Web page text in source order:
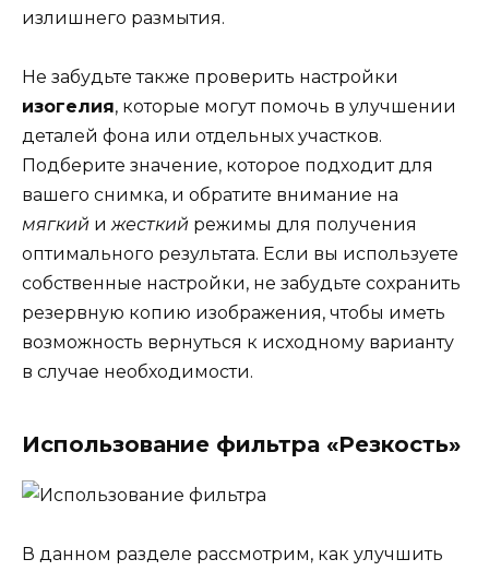
излишнего размытия.
Не забудьте также проверить настройки
изогелия, которые могут помочь в улучшении
деталей фона или отдельных участков.
Подберите значение, которое подходит для
вашего снимка, и обратите внимание на
мягкий и жесткий режимы для получения
оптимального результата. Если вы используете
собственные настройки, не забудьте сохранить
резервную копию изображения, чтобы иметь
возможность вернуться к исходному варианту
в случае необходимости.
Использование фильтра «Резкость»
В данном разделе рассмотрим, как улучшить